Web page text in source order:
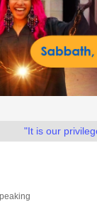
is our privilege to